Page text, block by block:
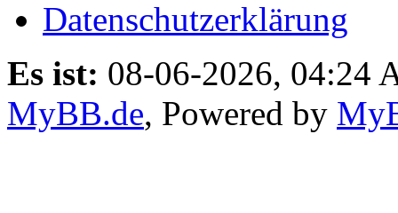
Datenschutzerklärung
Es ist: 08-06-2026, 04:24
MyBB.de, Powered by